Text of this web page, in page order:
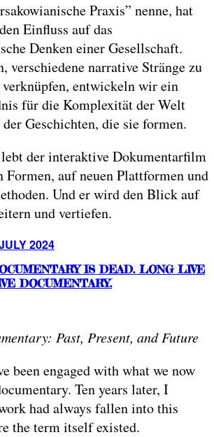
Praxis” nenne, hat
Einfluss auf das
Denken einer Gesellschaft.
verschiedene narrative Stränge zu
verknüpfen, entwickeln wir ein
für die Komplexität der Welt
Geschichten, die sie formen.
der interaktive Dokumentarfilm
Formen, auf neuen Plattformen und
Und er wird den Blick auf
und vertiefen.
2024
IS DEAD. LONG LIVE
DOCUMENTARY.
Past, Present, and Future
been engaged with what we now
Ten years later, I
had always fallen into this
the term itself existed.